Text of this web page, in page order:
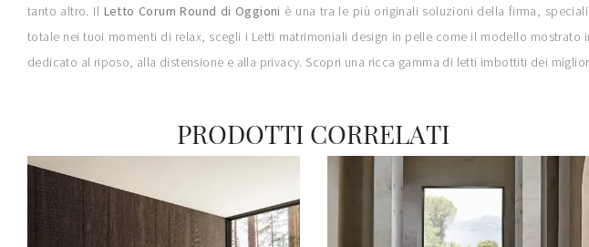
tanto altro. Il Letto Corum Round di Oggioni è una tra le più originali soluzioni della firma,
totale nei tuoi momenti di relax, scegli i Letti matrimoniali design in pelle come il modello
dedicato al riposo, alla distensione e alla privacy. Scopri una ricca gamma di letti imbottiti dei
PRODOTTI CORRELATI